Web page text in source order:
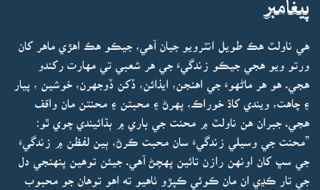
پيغامبر
هي ناولٽ هڪ طويل انٽرويو جيان آهي، جيڪو هڪ اهڙي ماهر کان
ورتو ويو هجي جيڪو زندگيءَ جي هر شعبي تي مهارت رکندو
هجي. هو هر ماڻهوءَ جي اهنجن، ايذائن، ڏکن ڏوجهرن، خوشين ، پيار
۽ چاهت، ويندي کاڌ خوراڪ، پهرڻ ۽ محبتن ۽ محنتن مان واقف
هجي. جبران هن ناولٽ ۾ محنت جي باري ۾ ٻڌائيندي چوي ٿو:
”محنت جي وسيلي زندگيءَ سان محبت ڪرڻ، ٻين لفظن ۾ زندگيءَ
جي سڀ کان اونهن رازن تائين پهچڻ آهي. جيئن توهين پنهنجي دل
جي تار ڪڍي ان مان ڪوئي ڪپڙو ٺاهيو ته اهو توهان جو محبوب